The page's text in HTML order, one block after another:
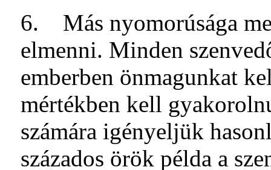
6. Más nyomorúsága
elmenni. Minden
emberben önmagunkat
mértékben kell
számára igényeljük
százados örök példa a